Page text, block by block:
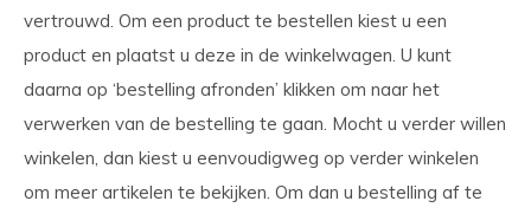
vertrouwd. Om een product te bestellen kiest u een
product en plaatst u deze in de winkelwagen. U kunt
daarna op ‘bestelling afronden’ klikken om naar het
verwerken van de bestelling te gaan. Mocht u verder willen
winkelen, dan kiest u eenvoudigweg op verder winkelen
om meer artikelen te bekijken. Om dan u bestelling af te